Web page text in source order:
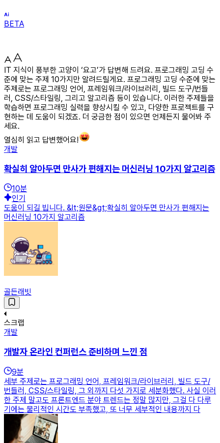
BETA
IT 지식이 풍부한 고양이 ‘요고’가 답변해 드려요. 프로그래밍 고딩 수
준에 맞는 주제 10가지만 알려드릴게요. 프로그래밍 고딩 수준에 맞는
주제로는 프로그래밍 언어, 프레임워크/라이브러리, 빌드 도구/번들
러, CSS/스타일링, 그리고 알고리즘 등이 있습니다. 이러한 주제들을
학습하면 프로그래밍 실력을 향상시킬 수 있고, 다양한 프로젝트를 구
현하는 데 도움이 되겠죠. 더 궁금한 점이 있으면 언제든지 물어봐 주
세요.
열심히 읽고 답변했어요!
개발
확실히 알아두면 만사가 편해지는 머신러닝 10가지 알고리즘
10분
인기
도움이 되길 빕니다. &lt;원문&gt;확실히 알아두면 만사가 편해지는
머신러닝 10가지 알고리즘
골든래빗
스크랩
개발
개발자 온라인 컨퍼런스 준비하며 느낀 점
9분
세부 주제로는 프로그래밍 언어, 프레임워크/라이브러리, 빌드 도구/
번들러, CSS/스타일링, 그 외까지 다섯 가지로 세분화했다. 사실 이러
한 주제 말고도 프론트엔드 분야 트렌드는 정말 많지만, 그걸 다 다루
기에는 물리적인 시간도 부족했고, 또 너무 세부적인 내용까지 다